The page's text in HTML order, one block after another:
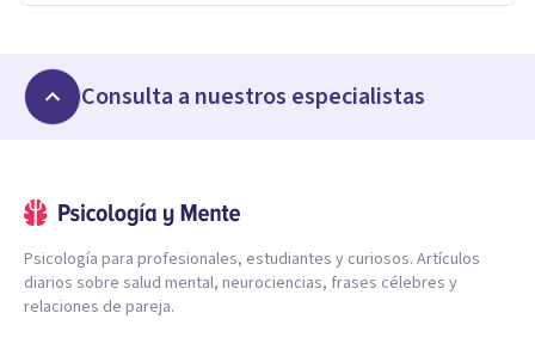
Consulta a nuestros especialistas
Psicología para profesionales, estudiantes y curiosos. Artículos
diarios sobre salud mental, neurociencias, frases célebres y
relaciones de pareja.